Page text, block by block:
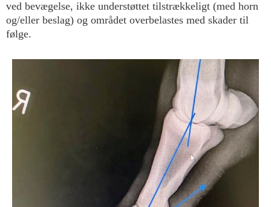
ved bevægelse, ikke understøttet tilstrækkeligt (med horn
og/eller beslag) og området overbelastes med skader til
følge.